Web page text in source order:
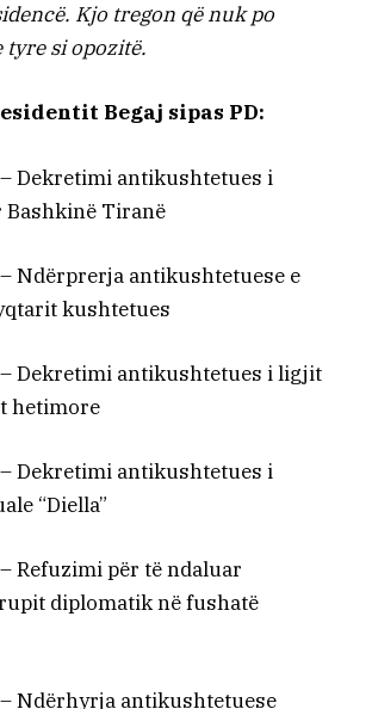
Kjo tregon që nuk po
si opozitë.
Begaj sipas PD:
– Dekretimi antikushtetues i
Bashkinë Tiranë
– Ndërprerja antikushtetuese e
kushtetues
– Dekretimi antikushtetues i ligjit
hetimore
– Dekretimi antikushtetues i
“Diella”
– Refuzimi për të ndaluar
diplomatik në fushatë
– Ndërhyrja antikushtetuese